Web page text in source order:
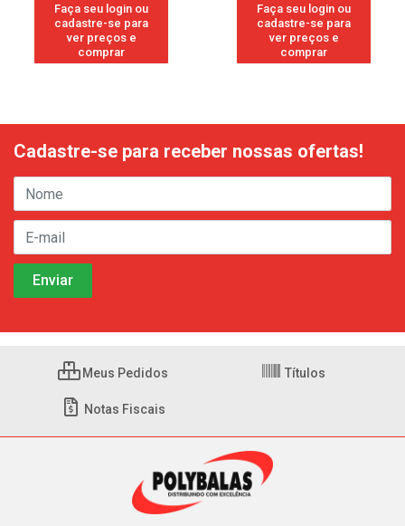
Faça seu login ou
cadastre-se para
ver preços e
comprar
Faça seu login ou
cadastre-se para
ver preços e
comprar
Cadastre-se para receber nossas ofertas!
Meus Pedidos Títulos
Notas Fiscais